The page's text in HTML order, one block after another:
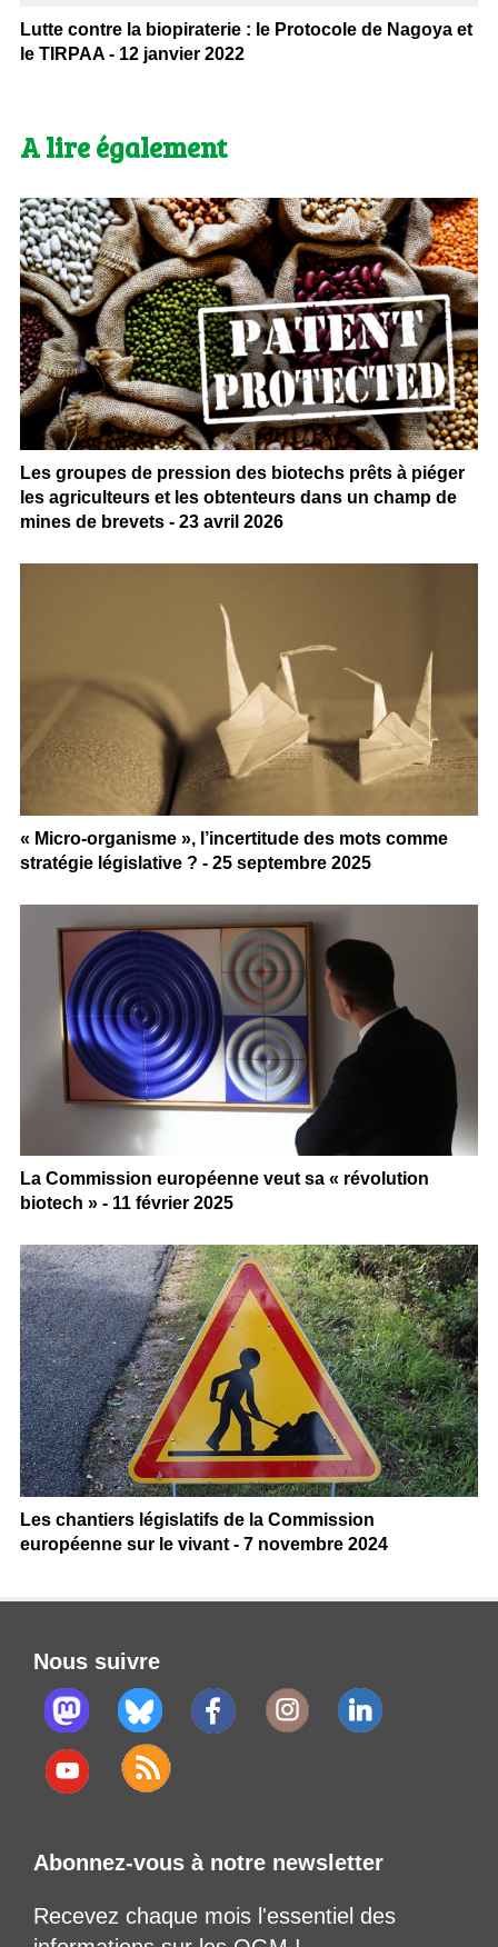
Lutte contre la biopiraterie : le Protocole de Nagoya et
le TIRPAA - 12 janvier 2022
A lire également
Les groupes de pression des biotechs prêts à piéger
les agriculteurs et les obtenteurs dans un champ de
mines de brevets - 23 avril 2026
« Micro-organisme », l’incertitude des mots comme
stratégie législative ? - 25 septembre 2025
La Commission européenne veut sa « révolution
biotech » - 11 février 2025
Les chantiers législatifs de la Commission
européenne sur le vivant - 7 novembre 2024
Nous suivre
Abonnez-vous à notre newsletter
Recevez chaque mois l'essentiel des